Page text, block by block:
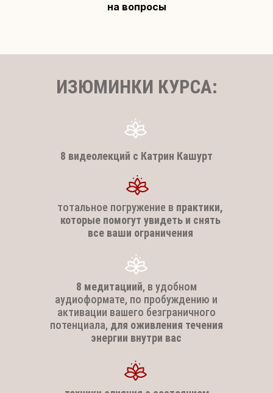
на вопросы
ИЗЮМИНКИ КУРСА:
8 медитациий, в удобном
аудиоформате, по пробуждению и
активации вашего безграничного
потенциала, для оживления течения
энергии внутри вас
тотальное погружение в практики,
которые помогут увидеть и снять
все ваши ограничения
8 видеолекций с Катрин Кашурт